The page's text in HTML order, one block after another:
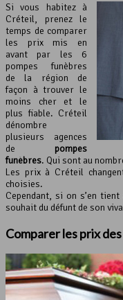
Si vous habitez à
Créteil, prenez le
temps de comparer
les prix mis en
avant par les 6
pompes funèbres
de la région de
façon à trouver le
moins cher et le
plus fiable. Créteil
dénombre
plusieurs agences
de pompes
funèbres. Qui sont au
Les prix à Créteil
choisies.
Cependant, si on s’en
souhait du défunt de son
Comparer les prix